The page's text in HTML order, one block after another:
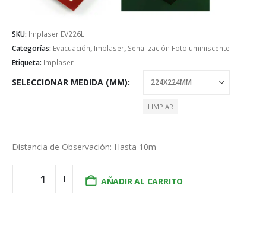
SKU: Implaser EV226L
Categorías: Evacuación, Implaser, Señalización Fotoluminiscente
Etiqueta: Implaser
SELECCIONAR MEDIDA (MM)
LIMPIAR
Distancia de Observación: Hasta 10m
AÑADIR AL CARRITO